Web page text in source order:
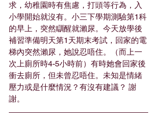
求，幼稚園時有焦慮，打頭等行為，入
小學開始就沒有。小三下學期測驗第1科
的早上，突然瞓醒就瀨尿。今天放學後
補習準備明天第1天期末考試，回家的電
梯內突然瀨尿，她說忍唔住。（而上一
次上廁所時4-5小時前）有時她會回家後
衝去廁所，但未曾忍唔住。未知是情緒
壓力或是什麼情況？有沒有建議？ 謝
謝。